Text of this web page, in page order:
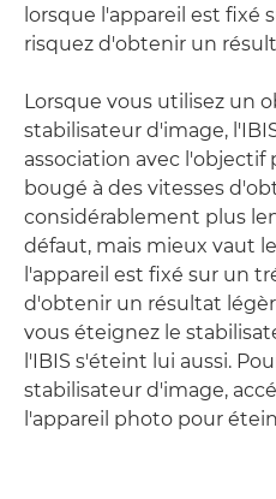
lorsque l'appareil est fixé
risquez d'obtenir un
Lorsque vous utilisez un
stabilisateur d'image,
association avec l'objectif
bougé à des vitesses
considérablement plus
défaut, mais mieux vaut
l'appareil est fixé sur un
d'obtenir un résultat
vous éteignez le
l'IBIS s'éteint lui aussi.
stabilisateur d'image,
l'appareil photo pour